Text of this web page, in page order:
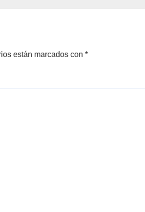
están marcados con *